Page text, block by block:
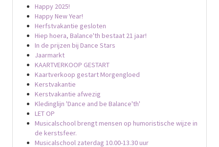
Happy 2025!
Happy New Year!
Herfstvakantie gesloten
Hiep hoera, Balance'th bestaat 21 jaar!
In de prijzen bij Dance Stars
Jaarmarkt
KAARTVERKOOP GESTART
Kaartverkoop gestart Morgengloed
Kerstvakantie
Kerstvakantie afwezig
Kledinglijn 'Dance and be Balance'th'
LET OP
Musicalschool brengt mensen op humoristische wijze in
de kerstsfeer.
Musicalschool zaterdag 10.00-13.30 uur